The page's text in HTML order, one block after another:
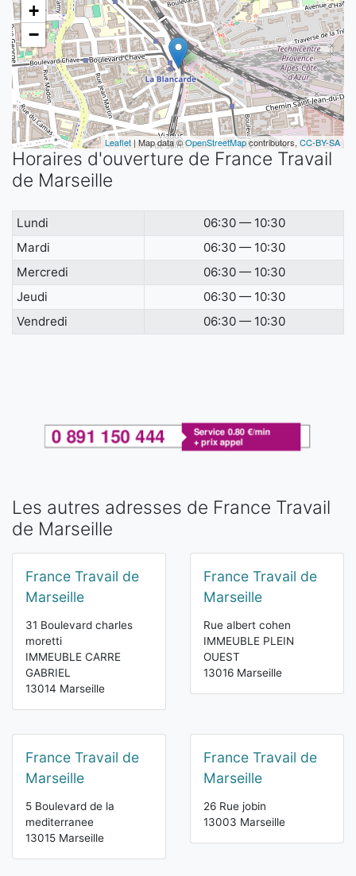
+
−
Leaflet | Map data ©OpenStreetMapcontributors, CC-BY-SA
Horaires d'ouverture de France Travail
de Marseille
Lundi
06:30 — 10:30
Mardi
06:30 — 10:30
Mercredi
06:30 — 10:30
Jeudi
06:30 — 10:30
Vendredi
06:30 — 10:30
Les autres adresses de France Travail
de Marseille
France Travail de
Marseille
31 Boulevard charles
moretti
IMMEUBLE CARRE
GABRIEL
13014 Marseille
France Travail de
Marseille
Rue albert cohen
IMMEUBLE PLEIN
OUEST
13016 Marseille
France Travail de
Marseille
5 Boulevard de la
mediterranee
13015 Marseille
France Travail de
Marseille
26 Rue jobin
13003 Marseille